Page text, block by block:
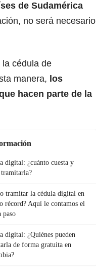
de Sudamérica
no será necesario
la cédula de
manera, los
hacen parte de la
digital: ¿cuánto cuesta y
tramitar la cédula digital en
récord? Aquí le contamos el
paso
digital: ¿Quiénes pueden
de forma gratuita en